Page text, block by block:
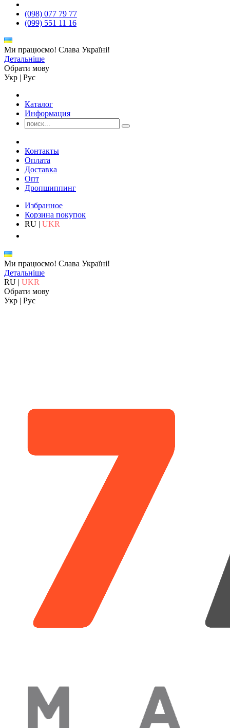
(098) 077 79 77
(099) 551 11 16
Ми працюємо! Слава Україні!
Детальніше
Обрати мову
Укр | Рус
Каталог
Информация
Контакты
Оплата
Доставка
Опт
Дропшиппинг
Избранное
Корзина покупок
RU | UKR
Ми працюємо! Слава Україні!
Детальніше
RU | UKR
Обрати мову
Укр | Рус